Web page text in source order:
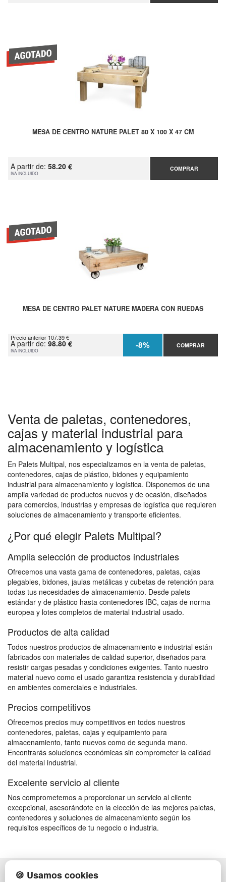
MESA DE CENTRO NATURE PALET 80 X 100 X 47 CM
A partir de: 58.20 €
IVA INCLUIDO
COMPRAR
MESA DE CENTRO PALET NATURE MADERA CON RUEDAS
Precio anterior 107.39 €
A partir de: 98.80 €
IVA INCLUIDO -8% COMPRAR
Venta de paletas, contenedores,
cajas y material industrial para
almacenamiento y logística
En Palets Multipal, nos especializamos en la venta de paletas,
contenedores, cajas de plástico, bidones y equipamiento
industrial para almacenamiento y logística. Disponemos de una
amplia variedad de productos nuevos y de ocasión, diseñados
para comercios, industrias y empresas de logística que requieren
soluciones de almacenamiento y transporte eficientes.
¿Por qué elegir Palets Multipal?
Amplia selección de productos industriales
Ofrecemos una vasta gama de contenedores, paletas, cajas
plegables, bidones, jaulas metálicas y cubetas de retención para
todas tus necesidades de almacenamiento. Desde palets
estándar y de plástico hasta contenedores IBC, cajas de norma
europea y lotes completos de material industrial usado.
Productos de alta calidad
Todos nuestros productos de almacenamiento e industrial están
fabricados con materiales de calidad superior, diseñados para
resistir cargas pesadas y condiciones exigentes. Tanto nuestro
material nuevo como el usado garantiza resistencia y durabilidad
en ambientes comerciales e industriales.
Precios competitivos
Ofrecemos precios muy competitivos en todos nuestros
contenedores, paletas, cajas y equipamiento para
almacenamiento, tanto nuevos como de segunda mano.
Encontrarás soluciones económicas sin comprometer la calidad
del material industrial.
Excelente servicio al cliente
Nos comprometemos a proporcionar un servicio al cliente
excepcional, asesorándote en la elección de las mejores paletas,
contenedores y soluciones de almacenamiento según los
requisitos específicos de tu negocio o industria.
POLÍTICA DE PRIVACIDAD
🍪 Usamos cookies